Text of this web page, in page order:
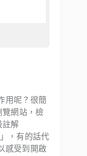
用呢？很簡
覽網站，檢
註解
」，有的話代
感受到開啟